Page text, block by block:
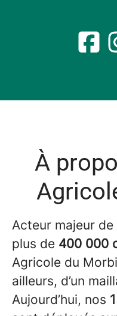
À
Acteur majeur de
plus de 400 000
Agricole du
ailleurs, d’un
Aujourd’hui, nos